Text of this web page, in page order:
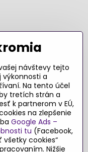
len
ktorí veria
hračiek s
nákup na
návštevy tejto
výkonnosti a
Na tento účel
tretích strán a
k partnerom v EÚ,
na zlepšenie
Google Ads –
tu (Facebook,
všetky cookies“
Nižšie